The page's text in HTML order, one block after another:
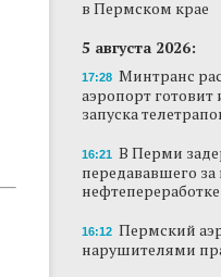
в Пермском крае
5 августа 2026:
17:28 Минтранс
аэропорт
запуска
16:21 В Перми
передававшего
нефтепереработке
16:12 Пермский
нарушителями